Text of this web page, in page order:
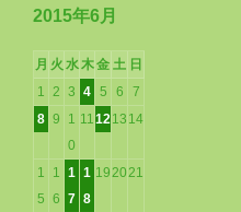
2015年6月
月 火 水木金 土 日
1 2 3 4 5 6
7
8 9
1
0
111213 14
1
5
1
6
1
7
1
8
192021